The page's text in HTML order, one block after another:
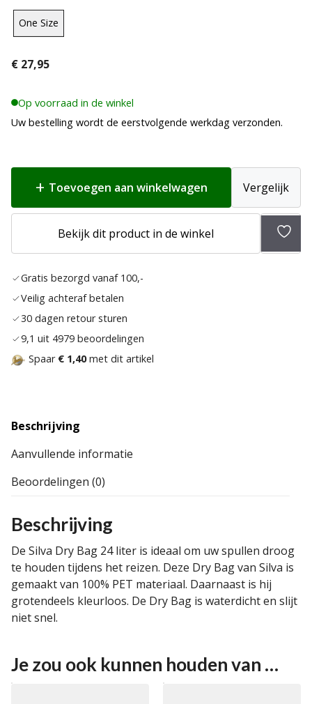
One Size
€ 27,95
Op voorraad in de winkel
Uw bestelling wordt de eerstvolgende werkdag verzonden.
Toevoegen aan winkelwagen Vergelijk
Bekijk dit product in de winkel
Gratis bezorgd vanaf 100,-
Veilig achteraf betalen
30 dagen retour sturen
9,1 uit 4979 beoordelingen
Spaar € 1,40met dit artikel
Beschrijving
Aanvullende informatie
Beoordelingen (0)
Beschrijving
De Silva Dry Bag 24 liter is ideaal om uw spullen droog
te houden tijdens het reizen. Deze Dry Bag van Silva is
gemaakt van 100% PET materiaal. Daarnaast is hij
grotendeels kleurloos. De Dry Bag is waterdicht en slijt
niet snel.
Je zou ook kunnen houden van …